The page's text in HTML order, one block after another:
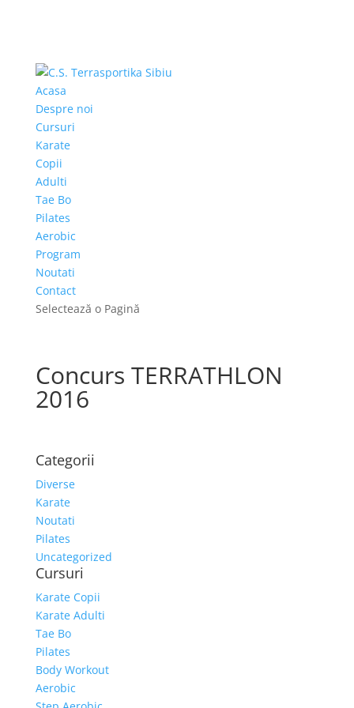
Acasa
Despre noi
Cursuri
Karate
Copii
Adulti
Tae Bo
Pilates
Aerobic
Program
Noutati
Contact
Selectează o Pagină
Concurs TERRATHLON
2016
Categorii
Diverse
Karate
Noutati
Pilates
Uncategorized
Cursuri
Karate Copii
Karate Adulti
Tae Bo
Pilates
Body Workout
Aerobic